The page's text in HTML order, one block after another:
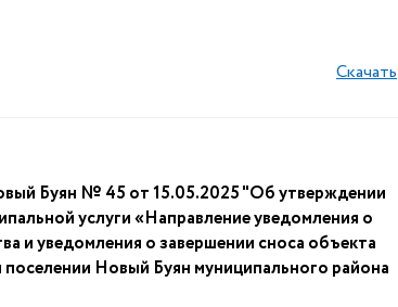
Скачать
Буян № 45 от 15.05.2025 "Об утверждении
услуги «Направление уведомления о
и уведомления о завершении сноса объекта
Новый Буян муниципального района